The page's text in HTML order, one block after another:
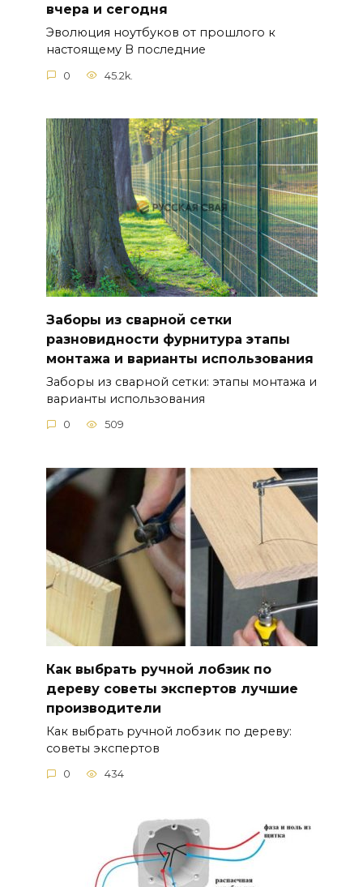
вчера и сегодня
Эволюция ноутбуков от прошлого к
настоящему В последние
0 45.2k.
Заборы из сварной сетки
разновидности фурнитура этапы
монтажа и варианты использования
Заборы из сварной сетки: этапы монтажа и
варианты использования
0 509
Как выбрать ручной лобзик по
дереву советы экспертов лучшие
производители
Как выбрать ручной лобзик по дереву:
советы экспертов
0 434